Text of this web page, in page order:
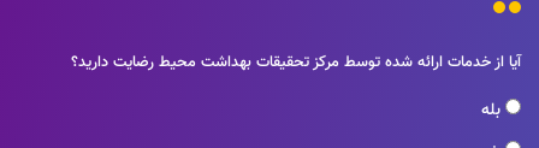
آیا از خدمات ارائه شده توسط مرکز تحقیقات بهداشت محیط رضایت دارید؟
بله